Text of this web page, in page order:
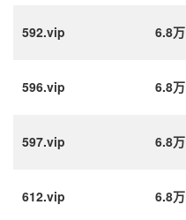
592.vip 6.8万
596.vip 6.8万
597.vip 6.8万
612.vip 6.8万